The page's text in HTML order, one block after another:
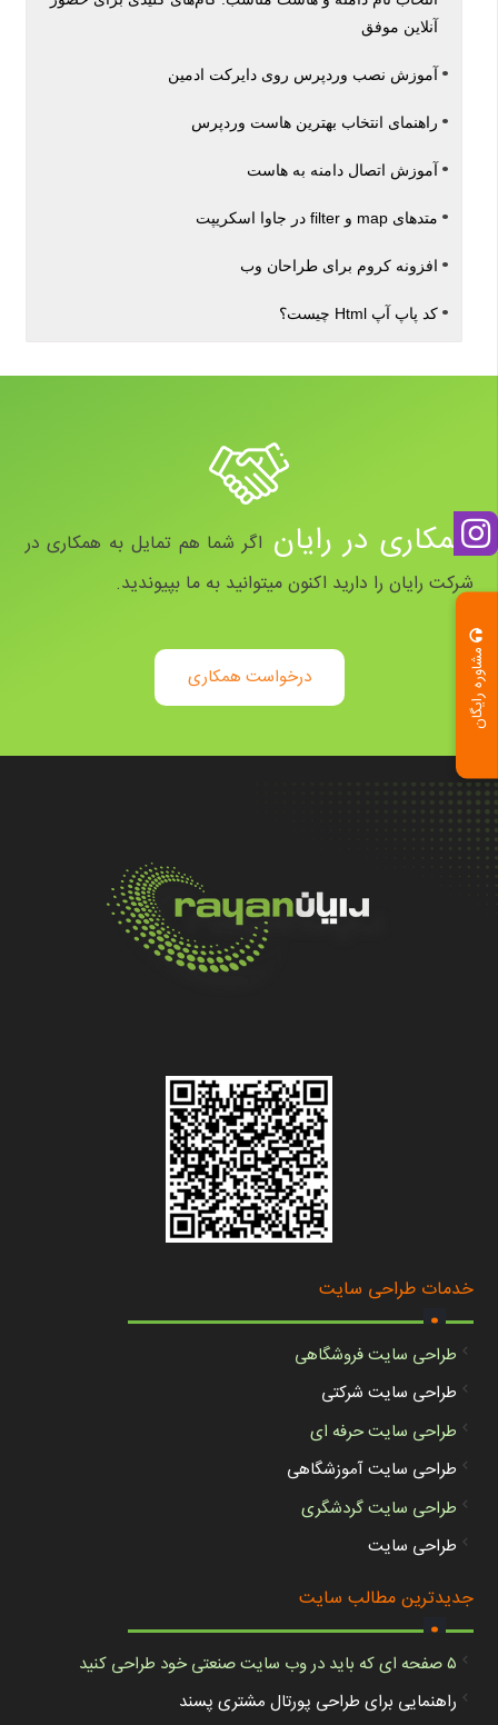
مشاوره رایگان
آنلاین موفق
آموزش نصب وردپرس روی دایرکت ادمین
راهنمای انتخاب بهترین هاست وردپرس
آموزش اتصال دامنه به هاست
متدهای map و filter در جاوا اسکریپت
افزونه کروم برای طراحان وب
کد پاپ آپ Html چیست؟
همکاری در رایان اگر شما هم تمایل به همکاری در
شرکت رایان را دارید اکنون میتوانید به ما بپیوندید.
درخواست همکاری
خدمات طراحی سایت
.
طراحی سایت فروشگاهی
طراحی سایت شرکتی
طراحی سایت حرفه ای
طراحی سایت آموزشگاهی
طراحی سایت گردشگری
طراحی سایت
جدیدترین مطالب سایت
.
۵ صفحه ای که باید در وب سایت صنعتی خود طراحی کنید
راهنمایی برای طراحی پورتال مشتری پسند